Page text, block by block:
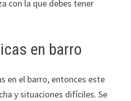
con la que debes tener
en barro
en el barro, entonces este
y situaciones difíciles. Se